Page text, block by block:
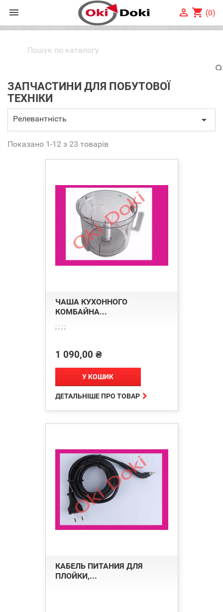
 shopping_cart (0)

ЗАПЧАСТИНИ ДЛЯ ПОБУТОВОЇ
ТЕХНІКИ
Релевантність 
Показано 1-12 з 23 товарів
ЧАША КУХОННОГО
КОМБАЙНА...
; ; ; ;
Ціна
1 090,00 ₴

У КОШИК
ДЕТАЛЬНІШЕ ПРО ТОВАР
КАБЕЛЬ ПИТАНИЯ ДЛЯ
ПЛОЙКИ,...